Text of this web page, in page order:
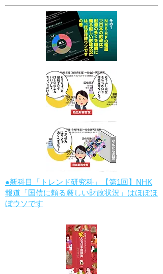
●新科目「トレンド研究科」【第1回】NHK
報道「国債に頼る厳しい財政状況」はほぼほ
ぼウソです